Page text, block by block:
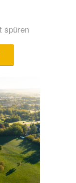
spüren